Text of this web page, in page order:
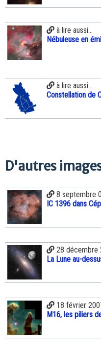
à lire aussi...
Nébuleuse en
à lire aussi...
Constellation de
D'autres
8 septembre
IC 1396 dans
28 décembre
La Lune au-
18 février
M16, les piliers